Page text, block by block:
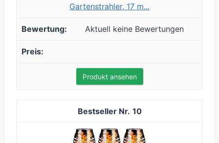
Gartenstrahler, 17 m...
Aktuell keine Bewertungen
Produkt ansehen
10